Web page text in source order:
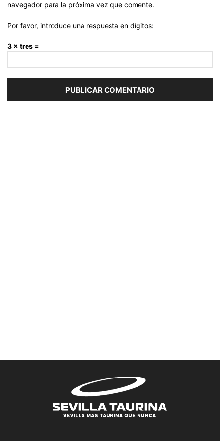
navegador para la próxima vez que comente.
Por favor, introduce una respuesta en dígitos:
3 × tres =